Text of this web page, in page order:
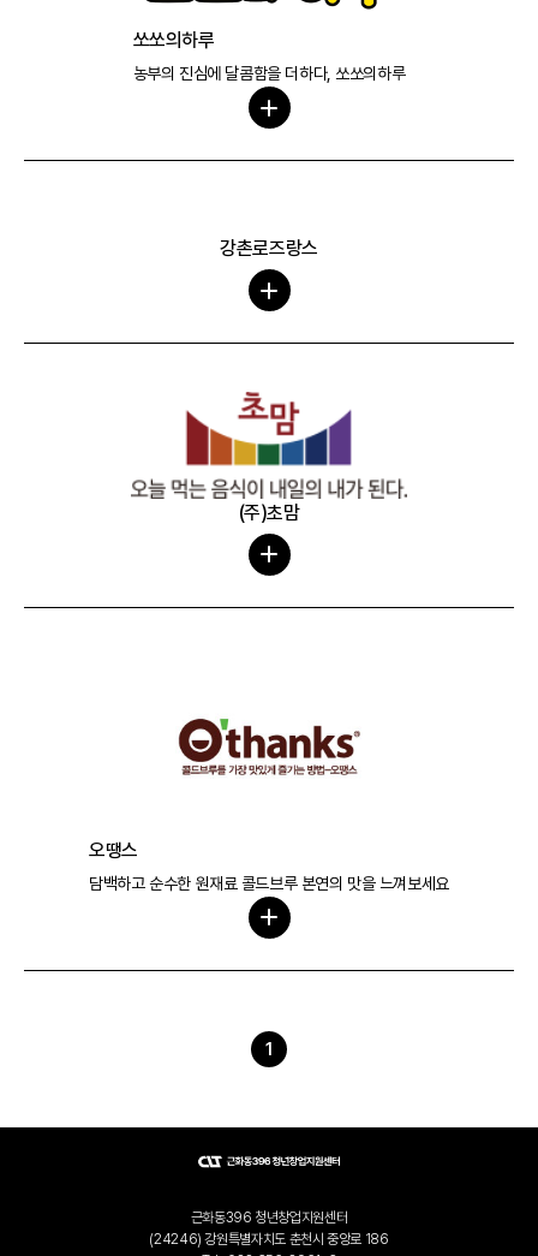
쏘쏘의하루
농부의 진심에 달콤함을 더하다, 쏘쏘의하루
강촌로즈랑스
(주)초맘
오땡스
담백하고 순수한 원재료 콜드브루 본연의 맛을 느껴보세요
1
근화동396 청년창업지원센터
(24246) 강원특별자치도 춘천시 중앙로 186